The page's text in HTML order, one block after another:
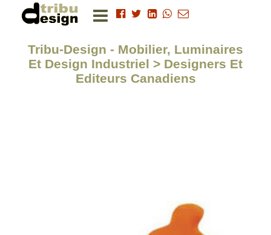
Tribu-Design - Mobilier, Luminaires
Et Design Industriel > Designers Et
Editeurs Canadiens